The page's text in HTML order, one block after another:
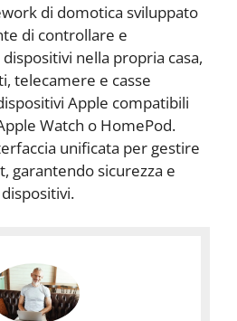
di domotica sviluppato
di controllare e
nella propria casa,
telecamere e casse
Apple compatibili
Watch o HomePod.
unificata per gestire
garantendo sicurezza e